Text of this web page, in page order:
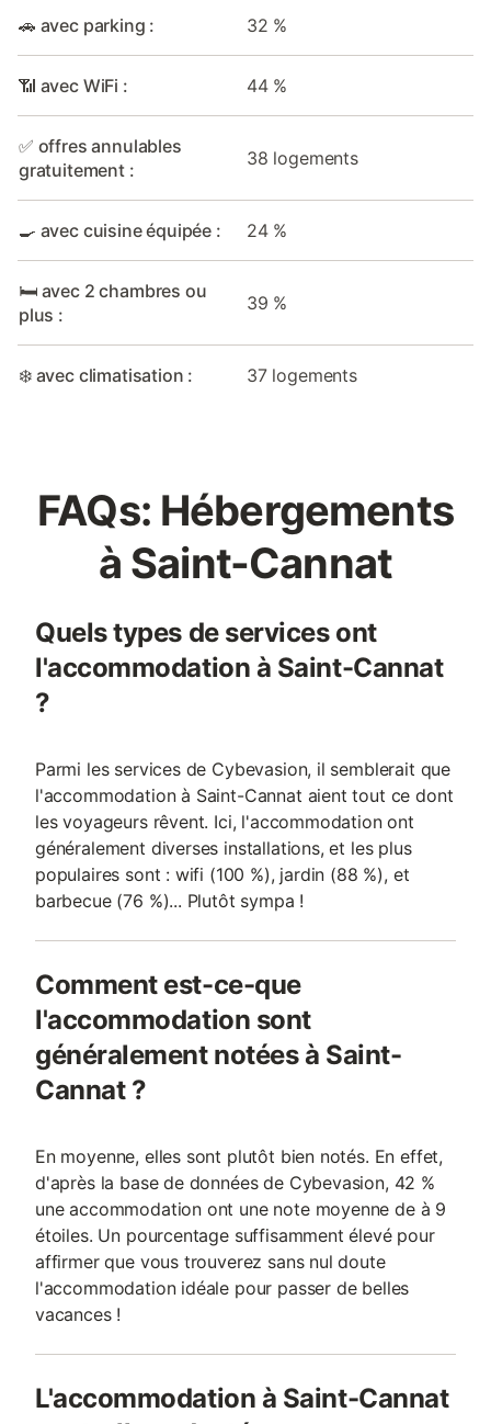
🚗 avec parking : 32 %
📶 avec WiFi : 44 %
✅ offres annulables
gratuitement :
38 logements
🍳 avec cuisine équipée : 24 %
🛏️ avec 2 chambres ou
plus :
39 %
❄️ avec climatisation : 37 logements
FAQs: Hébergements
à Saint-Cannat
Quels types de services ont
l'accommodation à Saint-Cannat
?
Parmi les services de Cybevasion, il semblerait que
l'accommodation à Saint-Cannat aient tout ce dont
les voyageurs rêvent. Ici, l'accommodation ont
généralement diverses installations, et les plus
populaires sont : wifi (100 %), jardin (88 %), et
barbecue (76 %)... Plutôt sympa !
Comment est-ce-que
l'accommodation sont
généralement notées à Saint-
Cannat ?
En moyenne, elles sont plutôt bien notés. En effet,
d'après la base de données de Cybevasion, 42 %
une accommodation ont une note moyenne de à 9
étoiles. Un pourcentage suffisamment élevé pour
affirmer que vous trouverez sans nul doute
l'accommodation idéale pour passer de belles
vacances !
L'accommodation à Saint-Cannat